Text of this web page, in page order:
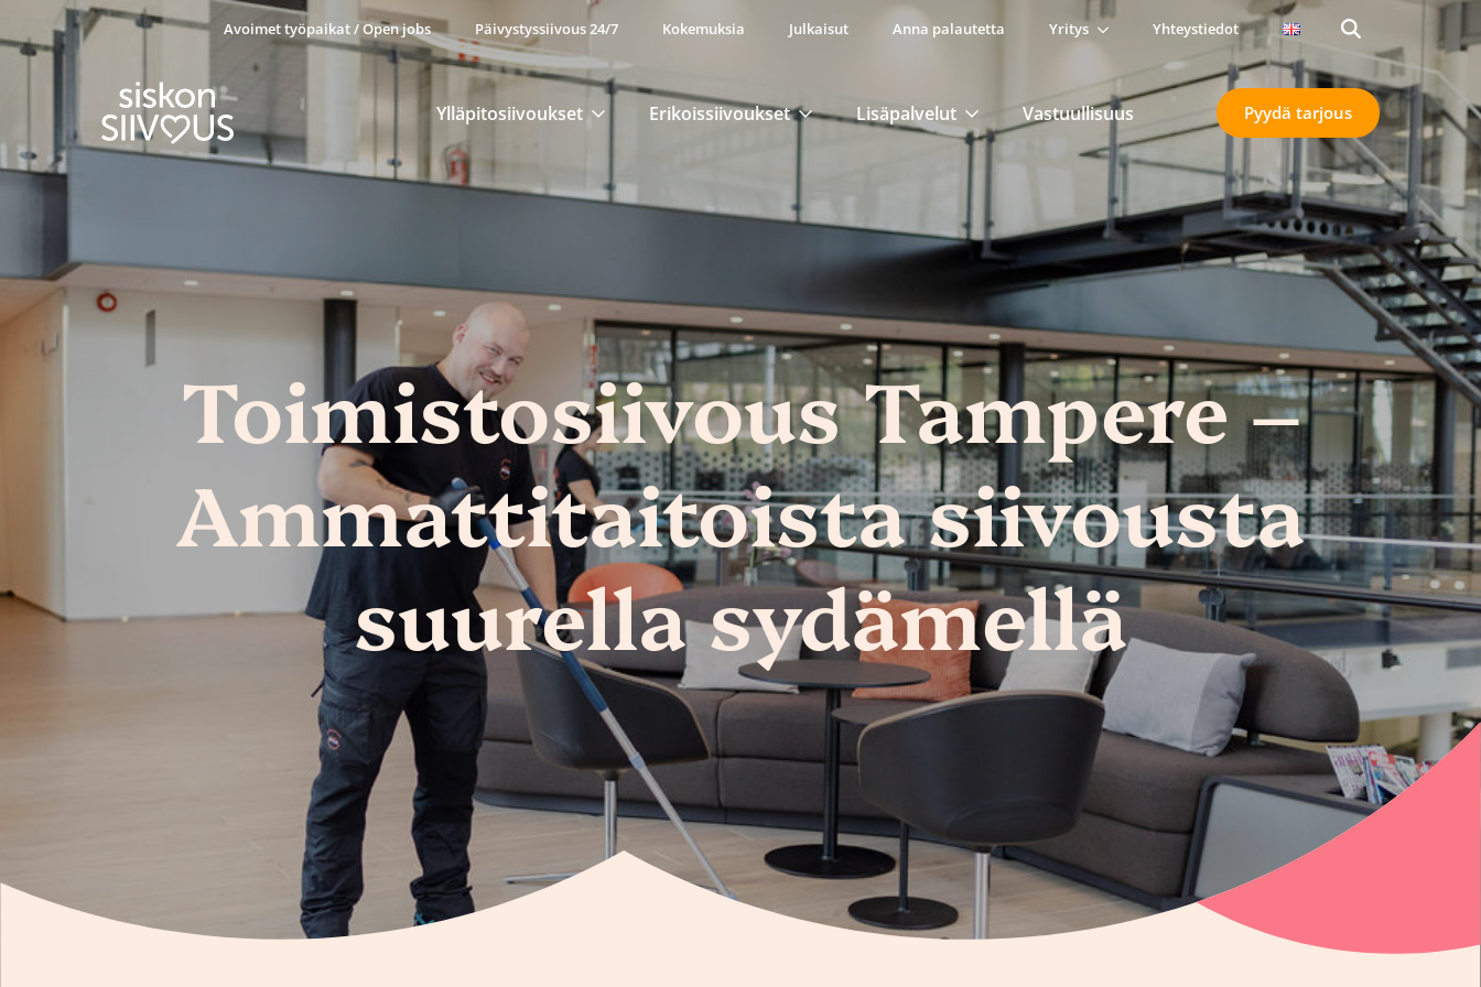
Avoimet työpaikat / Open jobs Päivystyssiivous 24/7 Kokemuksia Julkaisut Anna palautetta Yritys Yhteystiedot
Search
for:
Ylläpitosiivoukset Erikoissiivoukset Lisäpalvelut Vastuullisuus Pyydä tarjous
Toimistosiivous Tampere –
Ammattitaitoista siivousta
suurella sydämellä